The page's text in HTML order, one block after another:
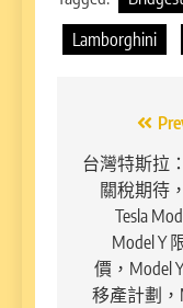
Lamborghini
章
導
台灣特斯拉
關稅期待
Tesla
Model Y
價，Model
移產計劃，